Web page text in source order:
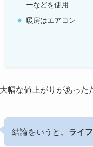
ーなどを使用
暖房はエアコン
幅な値上がりがあった
結論をいうと、 ライ